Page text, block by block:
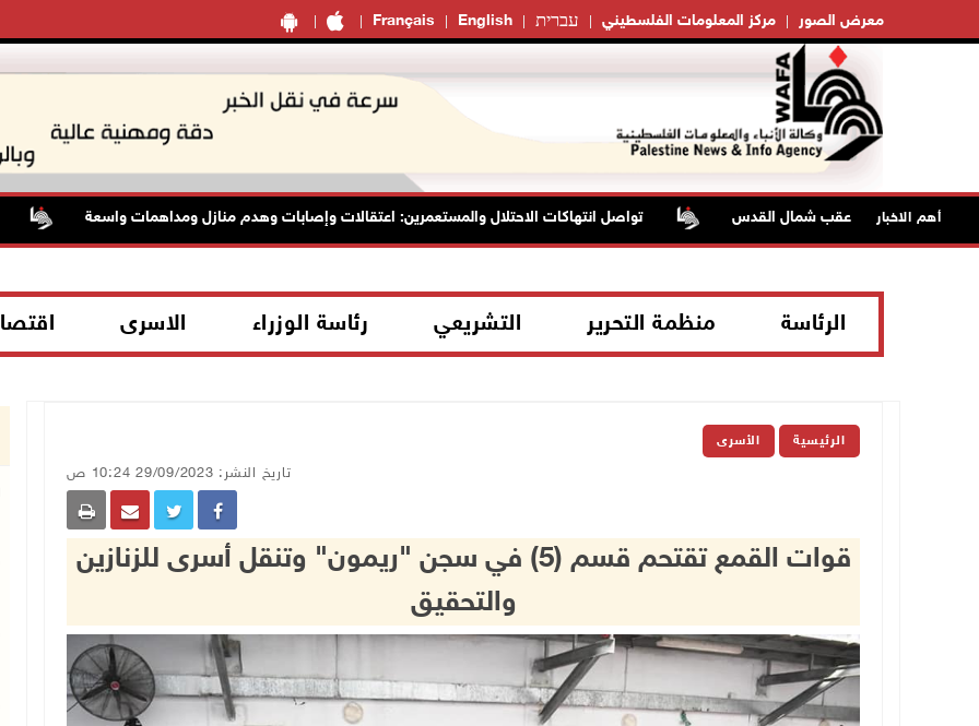
Français English עברית مركز المعلومات الفلسطيني معرض الصور
أهم الاخبار تواصل انتهاكات الاحتلال والمستعمرين: اعتقالات وإصابات وهدم منازل ومداهمات واسعة
الرئاسة منظمة التحرير التشريعي رئاسة الوزراء الاسرى
الرئيسية الأسرى
تاريخ النشر: 29/09/2023 10:24 ص
قوات القمع تقتحم قسم (5) في سجن "ريمون" وتنقل أسرى للزنازين
والتحقيق